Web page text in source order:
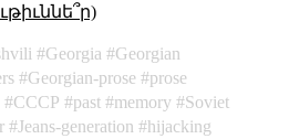
Georgia
Georgian
Georgian-prose
prose
СССР past memory
Soviet
Jeans-generation
hijacking